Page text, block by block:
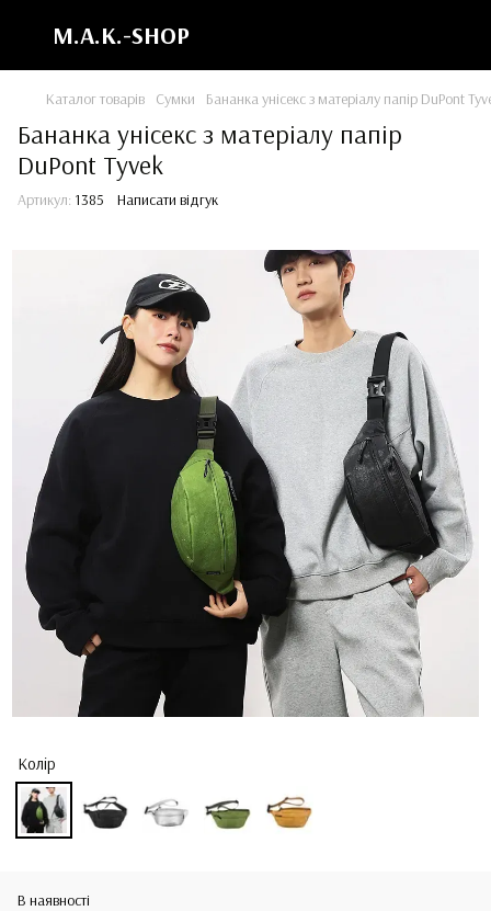
M.A.K.-SHOP
Каталог товарів Сумки Бананка унісекс з матеріалу папір DuPont
Бананка унісекс з матеріалу папір
DuPont Tyvek
Артикул: 1385 Написати відгук
Колір
В наявності